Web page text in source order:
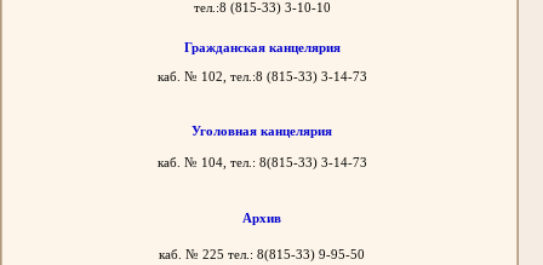
тел.:8 (815-33) 3-10-10
Гражданская канцелярия
каб. № 102, тел.:8 (815-33) 3-14-73
Уголовная канцелярия
каб. № 104, тел.: 8(815-33) 3-14-73
Архив
каб. № 225 тел.: 8(815-33) 9-95-50